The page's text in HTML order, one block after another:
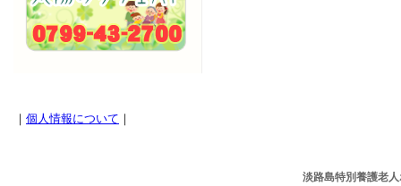
｜ 個人情報について ｜
淡路島特別養護老